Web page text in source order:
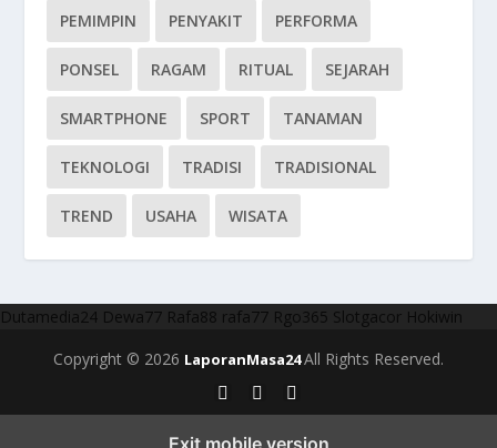
PEMIMPIN PENYAKIT PERFORMA
PONSEL RAGAM RITUAL SEJARAH
SMARTPHONE SPORT TANAMAN
TEKNOLOGI TRADISI TRADISIONAL
TREND USAHA WISATA
Dutamedia24 Dewa77 Rafa88 rafa77 Rgo365 Slotgacor Hokiwin
Copyright © 2026 LaporanMasa24All Rights Reserved.
Exit mobile version